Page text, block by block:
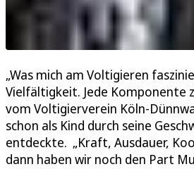
„Was mich am Voltigieren
Vielfältigkeit. Jede Komponente
vom Voltigierverein Köln-
schon als Kind durch seine
entdeckte. „Kraft, Ausdauer,
dann haben wir noch den Part